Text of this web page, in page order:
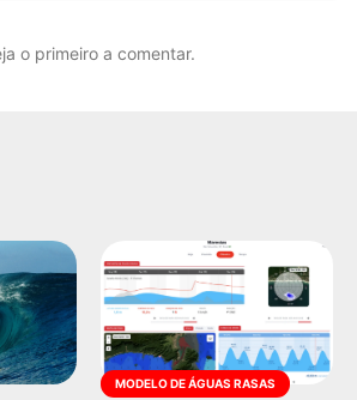
o primeiro a comentar.
MODELO DE ÁGUAS RASAS